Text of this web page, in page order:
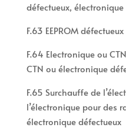
défectueux, électronique
F.63 EEPROM
F.64 Electronique ou
CTN ou électronique
F.65 Surchauffe de
l’électronique pour des
électronique défectueux